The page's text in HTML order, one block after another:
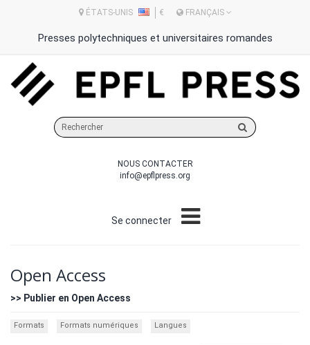
ÉTATS-UNIS € FRANÇAIS
Presses polytechniques et universitaires romandes
sur
site
NOUS CONTACTER
info@epflpress.org
Se connecter
Open Access
>> Publier en Open Access
Formats Formats numériques Langues